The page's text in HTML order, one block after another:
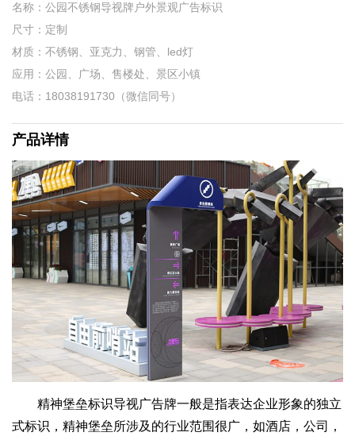
名称：公园不锈钢导视牌户外景观广告标识
尺寸：定制
材质：不锈钢、亚克力、钢管、led灯
应用：公园、广场、售楼处、景区小镇
电话：18038191730（微信同号）
产品详情
精神堡垒标识导视广告牌一般是指表达企业形象的独立
式标识，精神堡垒所涉及的行业范围很广，如酒店，公司，